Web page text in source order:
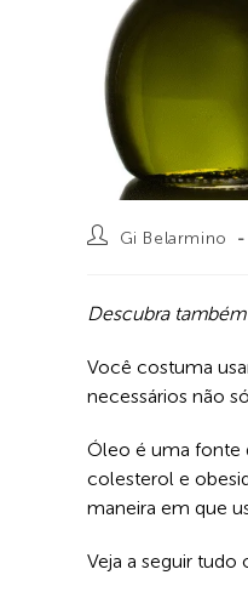
Gi Belarmino
Descubra
Você costuma
necessários não
Óleo é uma fonte
colesterol e
maneira em que
Veja a seguir tudo